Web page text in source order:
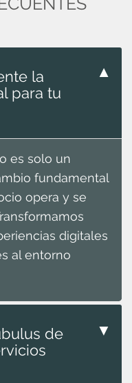
la
para tu
▼
es solo un
fundamental
opera y se
digitales
al entorno
de
▼